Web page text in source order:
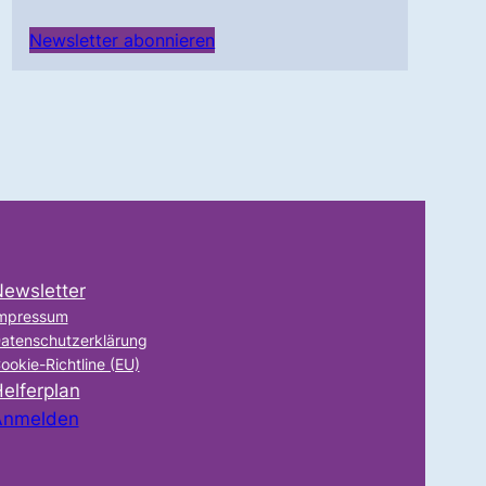
Newsletter abonnieren
Richtline (EU)